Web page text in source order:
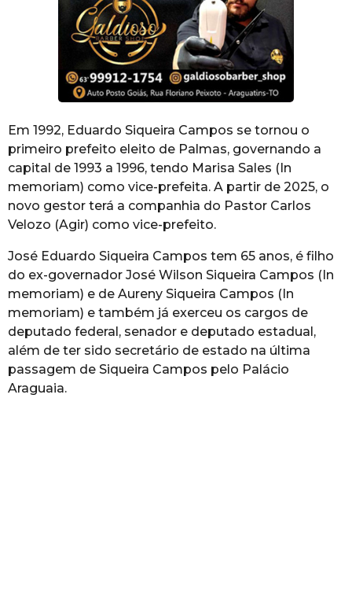
Em 1992, Eduardo Siqueira Campos se tornou o
primeiro prefeito eleito de Palmas, governando a
capital de 1993 a 1996, tendo Marisa Sales (In
memoriam) como vice-prefeita. A partir de 2025, o
novo gestor terá a companhia do Pastor Carlos
Velozo (Agir) como vice-prefeito.
José Eduardo Siqueira Campos tem 65 anos, é filho
do ex-governador José Wilson Siqueira Campos (In
memoriam) e de Aureny Siqueira Campos (In
memoriam) e também já exerceu os cargos de
deputado federal, senador e deputado estadual,
além de ter sido secretário de estado na última
passagem de Siqueira Campos pelo Palácio
Araguaia.